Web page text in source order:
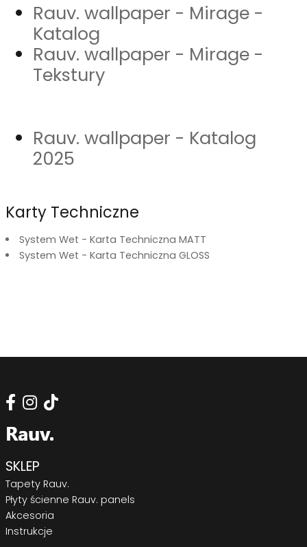
Rauv. wallpaper - Mirage -
Katalog
Rauv. wallpaper - Mirage -
Tekstury
Rauv. wallpaper - Katalog
2025
Karty Techniczne
System Wet - Karta Techniczna MATT
System Wet - Karta Techniczna GLOSS
SKLEP
Tapety Rauv.
Płyty ścienne Rauv. panels
Akcesoria
Instrukcje